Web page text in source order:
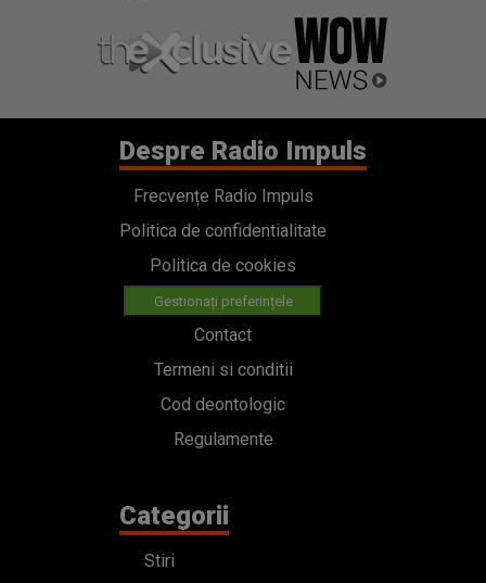
Despre Radio Impuls
Frecvențe Radio Impuls
Politica de confidentialitate
Politica de cookies
Gestionați preferințele
Contact
Termeni si conditii
Cod deontologic
Regulamente
Categorii
Stiri